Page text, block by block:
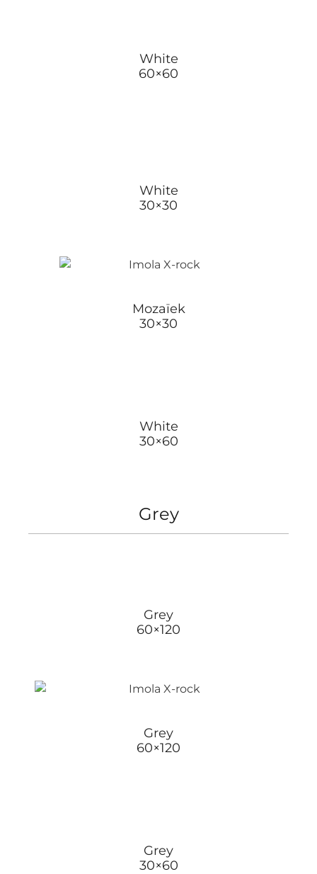
White
60×60
White
30×30
Mozaïek
30×30
White
30×60
Grey
Grey
60×120
Grey
60×120
Grey
30×60